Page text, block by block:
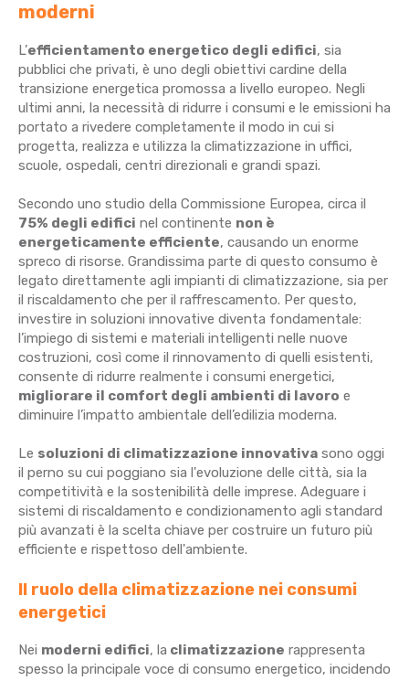
moderni
L’efficientamento energetico degli edifici, sia
pubblici che privati, è uno degli obiettivi cardine della
transizione energetica promossa a livello europeo. Negli
ultimi anni, la necessità di ridurre i consumi e le emissioni ha
portato a rivedere completamente il modo in cui si
progetta, realizza e utilizza la climatizzazione in uffici,
scuole, ospedali, centri direzionali e grandi spazi.
Secondo uno studio della Commissione Europea, circa il
75% degli edifici nel continente non è
energeticamente efficiente, causando un enorme
spreco di risorse. Grandissima parte di questo consumo è
legato direttamente agli impianti di climatizzazione, sia per
il riscaldamento che per il raffrescamento. Per questo,
investire in soluzioni innovative diventa fondamentale:
l’impiego di sistemi e materiali intelligenti nelle nuove
costruzioni, così come il rinnovamento di quelli esistenti,
consente di ridurre realmente i consumi energetici,
migliorare il comfort degli ambienti di lavoro e
diminuire l’impatto ambientale dell’edilizia moderna.
Le soluzioni di climatizzazione innovativa sono oggi
il perno su cui poggiano sia l'evoluzione delle città, sia la
competitività e la sostenibilità delle imprese. Adeguare i
sistemi di riscaldamento e condizionamento agli standard
più avanzati è la scelta chiave per costruire un futuro più
efficiente e rispettoso dell'ambiente.
Il ruolo della climatizzazione nei consumi
energetici
Nei moderni edifici, la climatizzazione rappresenta
spesso la principale voce di consumo energetico, incidendo